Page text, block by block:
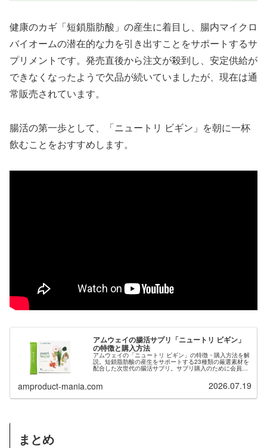
健康のカギ「短鎖脂肪酸」の産生に着目し、腸内マイクロ
バイオームの潜在的な力を引き出すことをサポートするサ
プリメントです。発売直後から注文が殺到し、安定供給が
できなくなったようで欠品が続いていましたが、現在は通
常販売されています。
腸活の第一歩として、「ニュートリ ビギン」を朝に一杯
飲むことをおすすめします。
アムウェイの腸活サプリ「ニュートリ ビギン」
の特徴と購入方法
アムウェイの「ニュートリ ビギン」の特徴・購入方法を解
説。短鎖脂肪酸の産生をサポートする23種類の厳選素材を
配合した次世代の腸活サプリ。サプリ購入のために会員登
amproduct-mania.com 2026.07.19
まとめ